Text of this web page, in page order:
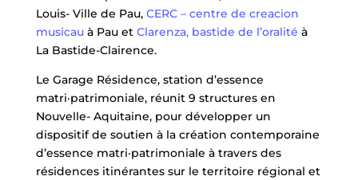
Louis- Ville de Pau, CERC – centre de creacion
musicauà Pau et Clarenza, bastide de l’oralité à
La Bastide-Clairence.
Le Garage Résidence, station d’essence
matri·patrimoniale, réunit 9 structures en
Nouvelle- Aquitaine, pour développer un
dispositif de soutien à la création contemporaine
d’essence matri·patrimoniale à travers des
résidences itinérantes sur le territoire régional et